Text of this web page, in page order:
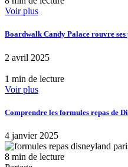
Voir plus
Boardwalk Candy Palace rouvre
2 avril 2025
1 min de lecture
Voir plus
Comprendre les formules repas de
4 janvier 2025
8 min de lecture